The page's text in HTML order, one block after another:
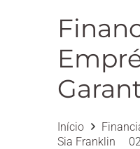
Início
Sia Franklin